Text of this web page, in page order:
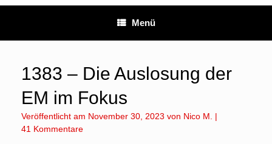
Menü
1383 – Die Auslosung der
EM im Fokus
Veröffentlicht am November 30, 2023 von Nico M.
|
41 Kommentare